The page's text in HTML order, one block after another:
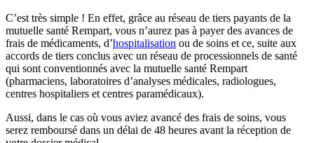
C’est très simple ! En effet, grâce au réseau de tiers payants de la
mutuelle santé Rempart, vous n’aurez pas à payer des avances de
frais de médicaments, d’hospitalisation ou de soins et ce, suite aux
accords de tiers conclus avec un réseau de processionnels de santé
qui sont conventionnés avec la mutuelle santé Rempart
(pharmaciens, laboratoires d’analyses médicales, radiologues,
centres hospitaliers et centres paramédicaux).
Aussi, dans le cas où vous aviez avancé des frais de soins, vous
serez remboursé dans un délai de 48 heures avant la réception de